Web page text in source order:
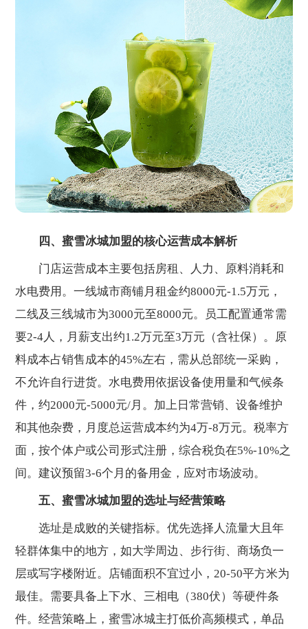
四、蜜雪冰城加盟的核心运营成本解析
门店运营成本主要包括房租、人力、原料消耗和
水电费用。一线城市商铺月租金约8000元-1.5万元，
二线及三线城市为3000元至8000元。员工配置通常需
要2-4人，月薪支出约1.2万元至3万元（含社保）。原
料成本占销售成本的45%左右，需从总部统一采购，
不允许自行进货。水电费用依据设备使用量和气候条
件，约2000元-5000元/月。加上日常营销、设备维护
和其他杂费，月度总运营成本约为4万-8万元。税率方
面，按个体户或公司形式注册，综合税负在5%-10%之
间。建议预留3-6个月的备用金，应对市场波动。
五、蜜雪冰城加盟的选址与经营策略
选址是成败的关键指标。优先选择人流量大且年
轻群体集中的地方，如大学周边、步行街、商场负一
层或写字楼附近。店铺面积不宜过小，20-50平方米为
最佳。需要具备上下水、三相电（380伏）等硬件条
件。经营策略上，蜜雪冰城主打低价高频模式，单品